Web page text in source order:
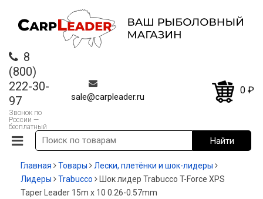
8
(800)
222-30-
97
Звонок по
России —
бесплатный
sale@carpleader.ru
0 ₽
Главная Товары
Лески, плетёнки и шок-лидеры
Лидеры
Trabucco
Шок лидер Trabucco T-Force XPS
Taper Leader 15m x 10 0.26-0.57mm